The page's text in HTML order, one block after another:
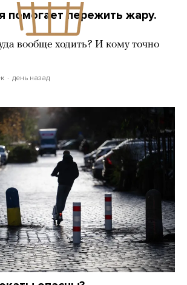
помогает пережить жару.
вообще ходить? И кому точно
день назад